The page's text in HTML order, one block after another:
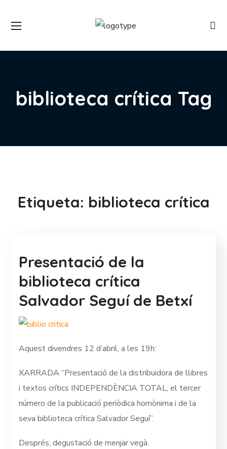
biblioteca crítica Tag
Etiqueta: biblioteca crítica
Presentació de la
biblioteca crítica
Salvador Seguí de Betxí
Aquest divendres 12 d’abril, a les 19h:
XARRADA “Presentació de la distribuidora de llibres
i textos crítics INDEPENDÈNCIA TOTAL, el tercer
número de la publicació periòdica homònima i de la
seva biblioteca crítica Salvador Seguí”.
Després, degustació de menjar vegà.